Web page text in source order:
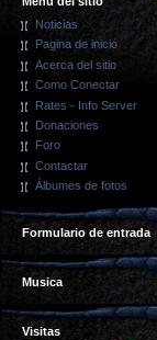
Noticias
Pagina de inicio
Acerca del sitio
Como Conectar
Rates - Info Server
Donaciones
Foro
Contactar
Álbumes de fotos
Formulario de entrada
Musica
Visitas